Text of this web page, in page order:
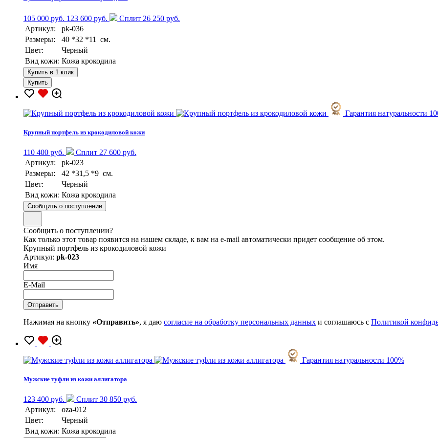
105 000 руб. 123 600 руб.
Сплит 26 250 руб.
Артикул:
pk-036
Размеры:
40 *32 *11 см.
Цвет:
Черный
Вид кожи: Кожа крокодила
Купить в 1 клик
Купить
Гарантия натуральности
Крупный портфель из крокодиловой кожи
110 400 руб.
Сплит 27 600 руб.
Артикул:
pk-023
Размеры:
42 *31,5 *9 см.
Цвет:
Черный
Вид кожи: Кожа крокодила
Сообщить о поступлении
Сообщить о поступлении?
Как только этот товар появится на нашем складе, к вам на e-mail автоматически придет сообщение об этом.
Крупный портфель из крокодиловой кожи
Артикул: pk-023
Имя
E-Mail
Нажимая на кнопку «Отправить», я даю согласие на обработку персональных данных и соглашаюсь с Политикой
Гарантия натуральности 100%
Мужские туфли из кожи аллигатора
123 400 руб.
Сплит 30 850 руб.
Артикул:
oza-012
Цвет:
Черный
Вид кожи: Кожа крокодила